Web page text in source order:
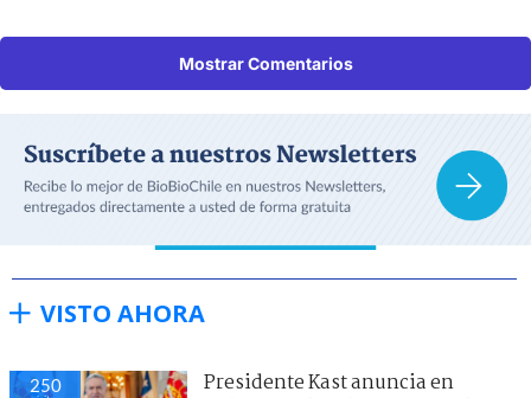
Mostrar Comentarios
VISTO AHORA
250
Presidente Kast anuncia en